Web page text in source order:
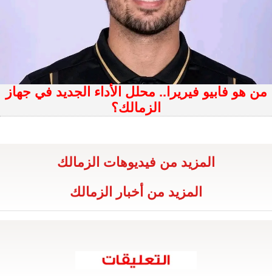
من هو فابيو فيريرا.. محلل الأداء الجديد في جهاز
الزمالك؟
المزيد من فيديوهات الزمالك
المزيد من أخبار الزمالك